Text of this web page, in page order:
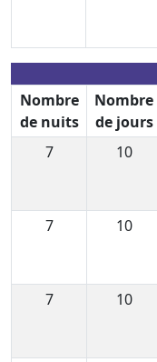
Nombre
de nuits
Nombre
de jours
7
10
7
10
7
10